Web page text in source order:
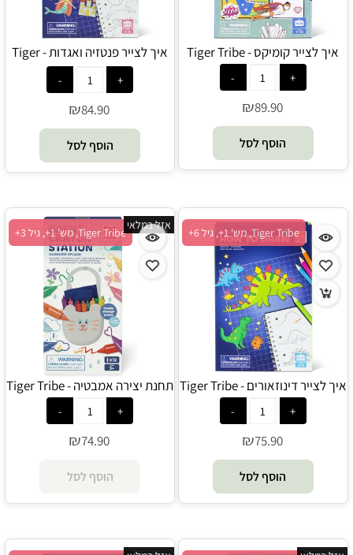
איך לצייר קומיקס - Tiger Tribe
₪89.90
הוסף לסל
איך לצייר פנטזיה ואגדות - Tiger
₪84.90
הוסף לסל
Tiger Tribe, מש' 1+, גיל 6+
איך לצייר דינוזאורים - Tiger Tribe
₪75.90
הוסף לסל
Tiger Tribe, מש' 1+, גיל 3+
אזל במלאי
תחנת יצירה אמבטיה - Tiger Tribe
₪74.90
הוסף לסל